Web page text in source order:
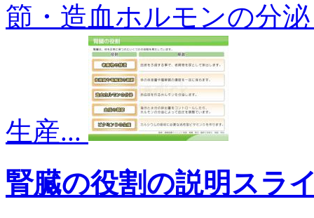
節・造血ホルモンの分
生産...
腎臓の役割の説明スラ